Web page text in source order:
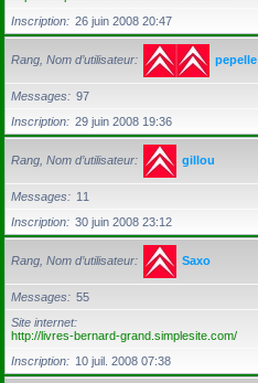
Inscription
26 juin 2008 20:47
Rang, Nom d’utilisateur pepelle
Messages
97
Inscription
29 juin 2008 19:36
Rang, Nom d’utilisateur gillou
Messages
11
Inscription
30 juin 2008 23:12
Rang, Nom d’utilisateur Saxo
Messages
55
Site internet
http://livres-bernard-grand.simplesite.com/
Inscription
10 juil. 2008 07:38